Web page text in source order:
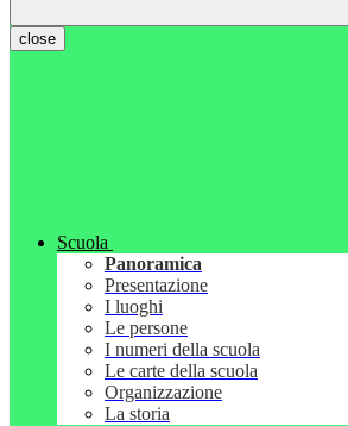
close
Scuola
Panoramica
Presentazione
I luoghi
Le persone
I numeri della scuola
Le carte della scuola
Organizzazione
La storia